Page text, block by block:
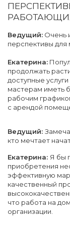
Ведущий: Очень
перспективы
Екатерина:
продолжать
доступные
мастерам иметь
рабочим
с арендой
Ведущий:
кто мечтает
Екатерина: Я бы
приобретения
эффективную
качественный
что работа на
организации.